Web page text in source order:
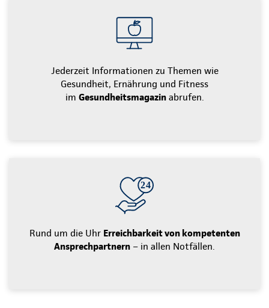
Jederzeit Informationen zu Themen wie
Gesundheit, Ernährung und Fitness
im Gesundheitsmagazinabrufen.
Rund um die Uhr Erreichbarkeit von kompetenten
Ansprechpartnern – in allen Notfällen.